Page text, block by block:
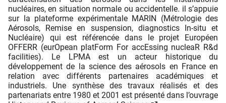
nucléaires, en situation normale ou accidentelle. il s’appuie
sur la plateforme expérimentale MARIN (Métrologie des
Aérosols, Remise en suspension, diagnostics In-situ et
Nucléaire) qui est référencée dans le projet Européen
OFFERR (eurOpean platForm For accEssing nucleaR R&d
facilities). Le LPMA est un acteur historique du
développement de la science des aérosols en France en
relation avec différents partenaires académiques et
industriels. Une synthèse des travaux réalisés et des
partenariats entre 1980 et 2001 est présenté dans l’ouvrage